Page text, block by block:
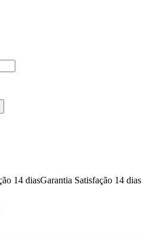
Garantia Satisfação 14 dias